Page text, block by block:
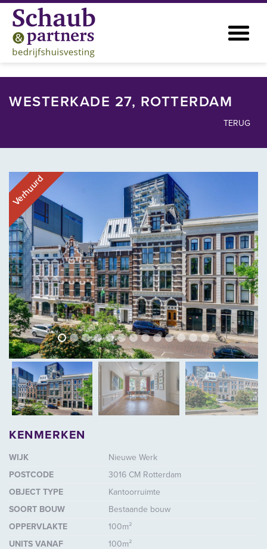
WESTERKADE 27, ROTTERDAM
TERUG
vorige
Verhuurd
vorige
KENMERKEN
WIJK
Nieuwe Werk
POSTCODE
3016 CM Rotterdam
OBJECT TYPE
Kantoorruimte
SOORT BOUW
Bestaande bouw
OPPERVLAKTE
100m²
UNITS VANAF
100m²